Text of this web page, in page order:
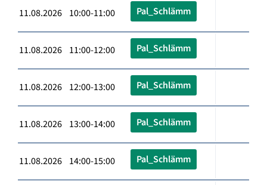
11.08.2026 10:00-11:00 Pal_Schlämm
11.08.2026 11:00-12:00 Pal_Schlämm
11.08.2026 12:00-13:00 Pal_Schlämm
11.08.2026 13:00-14:00 Pal_Schlämm
11.08.2026 14:00-15:00 Pal_Schlämm